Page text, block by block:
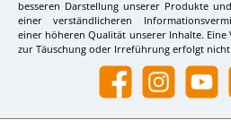
besseren Darstellung unserer Produkte
einer verständlicheren
einer höheren Qualität unserer Inhalte. Eine
zur Täuschung oder Irreführung erfolgt nicht.
Facebook InstagramYouTube